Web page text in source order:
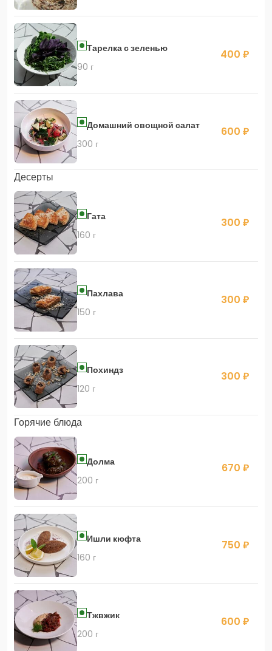
Тарелка с зеленью
90 г
400 ₽
Домашний овощной салат
300 г
600 ₽
Десерты
Гата
160 г
300 ₽
Пахлава
150 г
300 ₽
Похиндз
120 г
300 ₽
Горячие блюда
Долма
200 г
670 ₽
Ишли кюфта
160 г
750 ₽
Тжвжик
200 г
600 ₽